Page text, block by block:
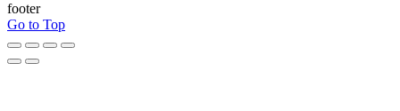
footer
Go to Top